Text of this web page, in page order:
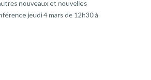
nouveaux et nouvelles
jeudi 4 mars de 12h30 à